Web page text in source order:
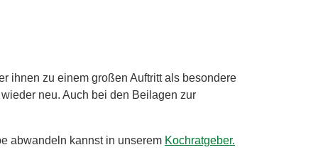
ihnen zu einem großen Auftritt als besondere
neu. Auch bei den Beilagen zur
abwandeln kannst in unserem Kochratgeber.